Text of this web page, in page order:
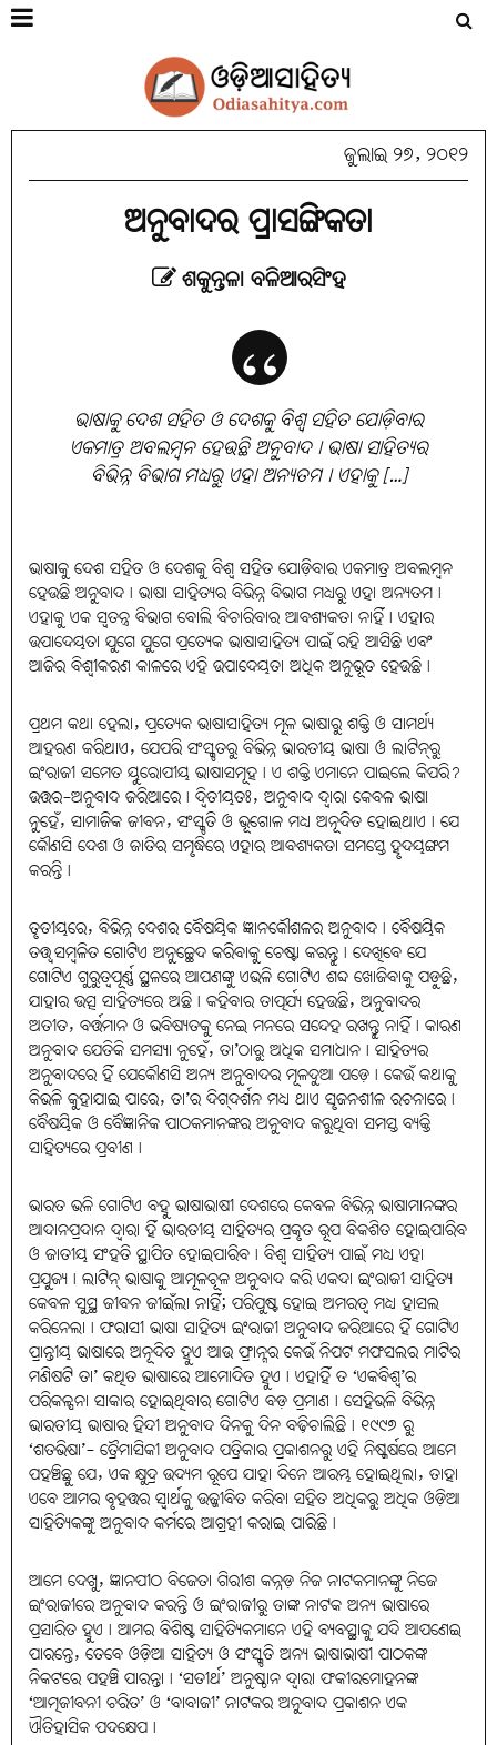
ଜୁଲାଇ ୨୭, ୨୦୧୨
ଅନୁବାଦର ପ୍ରାସଙ୍ଗିକତା
ଶକୁନ୍ତଳା ବଳିଆରସିଂହ
ଭାଷାକୁ ଦେଶ ସହିତ ଓ ଦେଶକୁ ବିଶ୍ବ ସହିତ ଯୋଡ଼ିବାର
ଏକମାତ୍ର ଅବଲମ୍ବନ ହେଉଛି ଅନୁବାଦ। ଭାଷା ସାହିତ୍ୟର
ବିଭିନ୍ନ ବିଭାଗ ମଧ୍ୟରୁ ଏହା ଅନ୍ୟତମ। ଏହାକୁ […]
ଭାଷାକୁ ଦେଶ ସହିତ ଓ ଦେଶକୁ ବିଶ୍ବ ସହିତ ଯୋଡ଼ିବାର ଏକମାତ୍ର ଅବଲମ୍ବନ
ହେଉଛି ଅନୁବାଦ। ଭାଷା ସାହିତ୍ୟର ବିଭିନ୍ନ ବିଭାଗ ମଧ୍ୟରୁ ଏହା ଅନ୍ୟତମ।
ଏହାକୁ ଏକ ସ୍ବତନ୍ତ୍ର ବିଭାଗ ବୋଲି ବିଚାରିବାର ଆବଶ୍ୟକତା ନାହିଁ। ଏହାର
ଉପାଦେୟତା ଯୁଗେ ଯୁଗେ ପ୍ରତ୍ୟେକ ଭାଷାସାହିତ୍ୟ ପାଇଁ ରହି ଆସିଛି ଏବଂ
ଆଜିର ବିଶ୍ବୀକରଣ କାଳରେ ଏହି ଉପାଦେୟତା ଅଧିକ ଅନୁଭୂତ ହେଉଛି।
ପ୍ରଥମ କଥା ହେଲା, ପ୍ରତ୍ୟେକ ଭାଷାସାହିତ୍ୟ ମୂଳ ଭାଷାରୁ ଶକ୍ତି ଓ ସାମର୍ଥ୍ୟ
ଆହରଣ କରିଥାଏ, ଯେପରି ସଂସ୍କୃତରୁ ବିଭିନ୍ନ ଭାରତୀୟ ଭାଷା ଓ ଲାଟିନ୍‌ରୁ
ଇଂରାଜୀ ସମେତ ୟୁରୋପୀୟ ଭାଷାସମୂହ। ଏ ଶକ୍ତି ଏମାନେ ପାଇଲେ କିପରି?
ଉତ୍ତର-ଅନୁବାଦ ଜରିଆରେ। ଦ୍ବିତୀୟତଃ, ଅନୁବାଦ ଦ୍ବାରା କେବଳ ଭାଷା
ନୁହେଁ, ସାମାଜିକ ଜୀବନ, ସଂସ୍କୃତି ଓ ଭୂଗୋଳ ମଧ୍ୟ ଅନୂଦିତ ହୋଇଥାଏ। ଯେ
କୌଣସି ଦେଶ ଓ ଜାତିର ସମୃଦ୍ଧିରେ ଏହାର ଆବଶ୍ୟକତା ସମସ୍ତେ ହୃଦୟଙ୍ଗମ
କରନ୍ତି।
ତୃତୀୟରେ, ବିଭିନ୍ନ ଦେଶର ବୈଷୟିକ ଜ୍ଞାନକୌଶଳର ଅନୁବାଦ। ବୈଷୟିକ
ତତ୍ତ୍ବସମ୍ବଳିତ ଗୋଟିଏ ଅନୁଚ୍ଛେଦ କରିବାକୁ ଚେଷ୍ଟା କରନ୍ତୁ। ଦେଖିବେ ଯେ
ଗୋଟିଏ ଗୁରୁତ୍ବପୂର୍ଣ୍ଣ ସ୍ଥଳରେ ଆପଣଙ୍କୁ ଏଭଳି ଗୋଟିଏ ଶବ୍ଦ ଖୋଜିବାକୁ ପଡ଼ୁଛି,
ଯାହାର ଉତ୍ସ ସାହିତ୍ୟରେ ଅଛି। କହିବାର ତାତ୍ପର୍ଯ୍ୟ ହେଉଛି, ଅନୁବାଦର
ଅତୀତ, ବର୍ତ୍ତମାନ ଓ ଭବିଷ୍ୟତକୁ ନେଇ ମନରେ ସନ୍ଦେହ ରଖନ୍ତୁ ନାହିଁ। କାରଣ
ଅନୁବାଦ ଯେତିକି ସମସ୍ୟା ନୁହେଁ, ତା’ଠାରୁ ଅଧିକ ସମାଧାନ। ସାହିତ୍ୟର
ଅନୁବାଦରେ ହିଁ ଯେକୌଣସି ଅନ୍ୟ ଅନୁବାଦର ମୂଳଦୁଆ ପଡ଼େ। କେଉଁ କଥାକୁ
କିଭଳି କୁହାଯାଇ ପାରେ, ତା’ର ଦିଗ୍‌ଦର୍ଶନ ମଧ୍ୟ ଥାଏ ସୃଜନଶୀଳ ରଚନାରେ।
ବୈଷୟିକ ଓ ବୈଜ୍ଞାନିକ ପାଠକମାନଙ୍କର ଅନୁବାଦ କରୁଥିବା ସମସ୍ତ ବ୍ୟକ୍ତି
ସାହିତ୍ୟରେ ପ୍ରବୀଣ।
ଭାରତ ଭଳି ଗୋଟିଏ ବହୁ ଭାଷାଭାଷୀ ଦେଶରେ କେବଳ ବିଭିନ୍ନ ଭାଷାମାନଙ୍କର
ଆଦାନପ୍ରଦାନ ଦ୍ବାରା ହିଁ ଭାରତୀୟ ସାହିତ୍ୟର ପ୍ରକୃତ ରୂପ ବିକଶିତ ହୋଇପାରିବ
ଓ ଜାତୀୟ ସଂହତି ସ୍ଥାପିତ ହୋଇପାରିବ। ବିଶ୍ବ ସାହିତ୍ୟ ପାଇଁ ମଧ୍ୟ ଏହା
ପ୍ରଯୁଜ୍ୟ। ଲାଟିନ୍‌ ଭାଷାକୁ ଆମୂଳଚୂଳ ଅନୁବାଦ କରି ଏକଦା ଇଂରାଜୀ ସାହିତ୍ୟ
କେବଳ ସୁସ୍ଥ ଜୀବନ ଜୀଇଁଲା ନାହିଁ; ପରିପୁଷ୍ଟ ହୋଇ ଅମରତ୍ବ ମଧ୍ୟ ହାସଲ
କରିନେଲା। ଫରାସୀ ଭାଷା ସାହିତ୍ୟ ଇଂରାଜୀ ଅନୁବାଦ ଜରିଆରେ ହିଁ ଗୋଟିଏ
ପ୍ରାନ୍ତୀୟ ଭାଷାରେ ଅନୂଦିତ ହୁଏ ଆଉ ଫ୍ରାନ୍ସର କେଉଁ ନିପଟ ମଫସଲର ମାଟିର
ମଣିଷଟି ତା’ କଥିତ ଭାଷାରେ ଆମୋଦିତ ହୁଏ। ଏହାହିଁ ତ ‘ଏକବିଶ୍ବ’ର
ପରିକଳ୍ପନା ସାକାର ହୋଇଥିବାର ଗୋଟିଏ ବଡ଼ ପ୍ରମାଣ। ସେହିଭଳି ବିଭିନ୍ନ
ଭାରତୀୟ ଭାଷାର ହିନ୍ଦୀ ଅନୁବାଦ ଦିନକୁ ଦିନ ବଢ଼ିଚାଲିଛି। ୧୯୯୭ ରୁ
‘ଶତଭିଷା’- ତ୍ରୈମାସିକୀ ଅନୁବାଦ ପତ୍ରିକାର ପ୍ରକାଶନରୁ ଏହି ନିଷ୍କର୍ଷରେ ଆମେ
ପହଞ୍ଚିଛୁ ଯେ, ଏକ କ୍ଷୁଦ୍ର ଉଦ୍ୟମ ରୂପେ ଯାହା ଦିନେ ଆରମ୍ଭ ହୋଇଥିଲା, ତାହା
ଏବେ ଆମର ବୃହତ୍ତର ସ୍ବାର୍ଥକୁ ଉଜ୍ଜୀବିତ କରିବା ସହିତ ଅଧିକରୁ ଅଧିକ ଓଡ଼ିଆ
ସାହିତ୍ୟିକଙ୍କୁ ଅନୁବାଦ କର୍ମରେ ଆଗ୍ରହୀ କରାଇ ପାରିଛି।
ଆମେ ଦେଖୁ, ଜ୍ଞାନପୀଠ ବିଜେତା ଗିରୀଶ କନ୍ନଡ଼ ନିଜ ନାଟକମାନଙ୍କୁ ନିଜେ
ଇଂରାଜୀରେ ଅନୁବାଦ କରନ୍ତି ଓ ଇଂରାଜୀରୁ ତାଙ୍କ ନାଟକ ଅନ୍ୟ ଭାଷାରେ
ପ୍ରସାରିତ ହୁଏ। ଆମର ବିଶିଷ୍ଟ ସାହିତ୍ୟିକମାନେ ଏହି ବ୍ୟବସ୍ଥାକୁ ଯଦି ଆପଣେଇ
ପାରନ୍ତେ, ତେବେ ଓଡ଼ିଆ ସାହିତ୍ୟ ଓ ସଂସ୍କୃତି ଅନ୍ୟ ଭାଷାଭାଷୀ ପାଠକଙ୍କ
ନିକଟରେ ପହଞ୍ଚି ପାରନ୍ତା। ‘ସତୀର୍ଥ’ ଅନୁଷ୍ଠାନ ଦ୍ବାରା ଫକୀରମୋହନଙ୍କ
‘ଆତ୍ମଜୀବନୀ ଚରିତ’ ଓ ‘ବାବାଜୀ’ ନାଟକର ଅନୁବାଦ ପ୍ରକାଶନ ଏକ
ଐତିହାସିକ ପଦକ୍ଷେପ।